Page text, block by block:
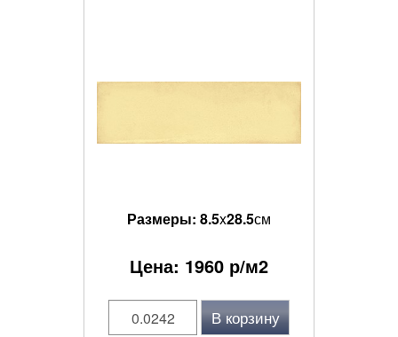
Размеры: 8.5x28.5см
Цена: 1960 р/м2
В корзину